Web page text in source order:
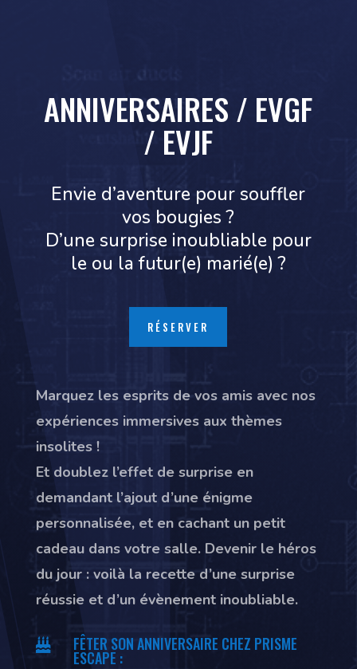
ANNIVERSAIRES / EVGF
/ EVJF
Envie d’aventure pour souffler
vos bougies ?
D’une surprise inoubliable pour
le ou la futur(e) marié(e) ?
RÉSERVER
Marquez les esprits de vos amis avec nos
expériences immersives aux thèmes
insolites !
Et doublez l’effet de surprise en
demandant l’ajout d’une énigme
personnalisée, et en cachant un petit
cadeau dans votre salle. Devenir le héros
du jour : voilà la recette d’une surprise
réussie et d’un évènement inoubliable.
 FÊTER SON ANNIVERSAIRE CHEZ PRISME
ESCAPE :